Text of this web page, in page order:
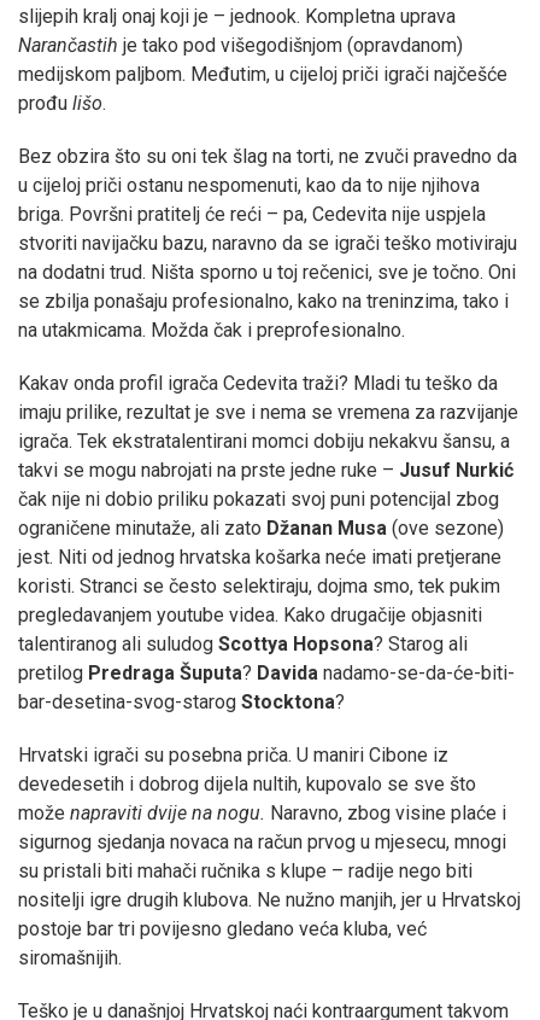
slijepih kralj onaj koji je – jednook. Kompletna uprava
Narančastih je tako pod višegodišnjom (opravdanom)
medijskom paljbom. Međutim, u cijeloj priči igrači najčešće
prođu lišo.
Bez obzira što su oni tek šlag na torti, ne zvuči pravedno da
u cijeloj priči ostanu nespomenuti, kao da to nije njihova
briga. Površni pratitelj će reći – pa, Cedevita nije uspjela
stvoriti navijačku bazu, naravno da se igrači teško motiviraju
na dodatni trud. Ništa sporno u toj rečenici, sve je točno. Oni
se zbilja ponašaju profesionalno, kako na treninzima, tako i
na utakmicama. Možda čak i preprofesionalno.
Kakav onda profil igrača Cedevita traži? Mladi tu teško da
imaju prilike, rezultat je sve i nema se vremena za razvijanje
igrača. Tek ekstratalentirani momci dobiju nekakvu šansu, a
takvi se mogu nabrojati na prste jedne ruke – Jusuf Nurkić
čak nije ni dobio priliku pokazati svoj puni potencijal zbog
ograničene minutaže, ali zato Džanan Musa (ove sezone)
jest. Niti od jednog hrvatska košarka neće imati pretjerane
koristi. Stranci se često selektiraju, dojma smo, tek pukim
pregledavanjem youtube videa. Kako drugačije objasniti
talentiranog ali suludog Scottya Hopsona? Starog ali
pretilog Predraga Šuputa? Davida nadamo-se-da-će-biti-
bar-desetina-svog-starog Stocktona?
Hrvatski igrači su posebna priča. U maniri Cibone iz
devedesetih i dobrog dijela nultih, kupovalo se sve što
može napraviti dvije na nogu. Naravno, zbog visine plaće i
sigurnog sjedanja novaca na račun prvog u mjesecu, mnogi
su pristali biti mahači ručnika s klupe – radije nego biti
nositelji igre drugih klubova. Ne nužno manjih, jer u Hrvatskoj
postoje bar tri povijesno gledano veća kluba, već
siromašnijih.
Teško je u današnjoj Hrvatskoj naći kontraargument takvom